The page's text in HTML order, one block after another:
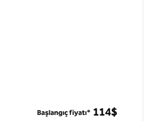
Başlangıç fiyatı* 114$